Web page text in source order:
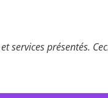
présentés.